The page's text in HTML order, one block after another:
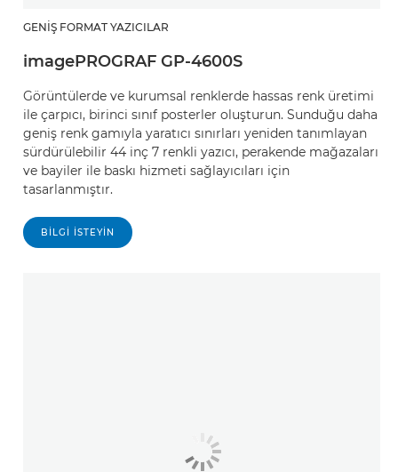
GENIŞ FORMAT YAZICILAR
imagePROGRAF GP-4600S
Görüntülerde ve kurumsal renklerde hassas renk üretimi
ile çarpıcı, birinci sınıf posterler oluşturun. Sunduğu daha
geniş renk gamıyla yaratıcı sınırları yeniden tanımlayan
sürdürülebilir 44 inç 7 renkli yazıcı, perakende mağazaları
ve bayiler ile baskı hizmeti sağlayıcıları için
tasarlanmıştır.
BILGI ISTEYIN